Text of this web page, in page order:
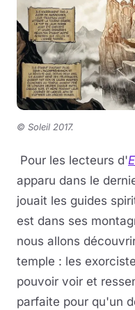
© Soleil 2017.
Pour les lecteurs d'
apparu dans le
jouait les guides
est dans ses
nous allons
temple : les
pouvoir voir et
parfaite pour qu'un